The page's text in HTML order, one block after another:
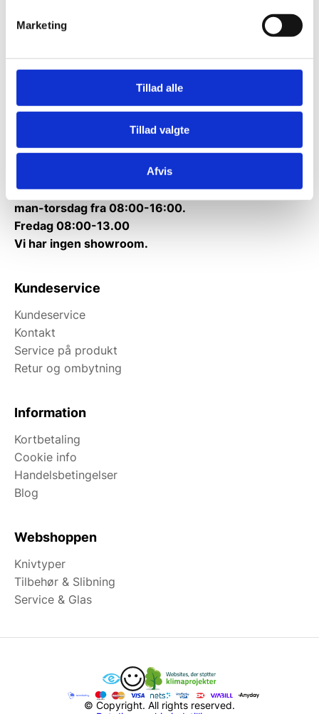
Marketing
Tillad alle
Tillad valgte
Afvis
Rømersvej 33
CVR: 38952986
Tlf.71 99 30 98
Mandag til torsdag: 10:00 – 14:00.
Afhentning muligt
man-torsdag fra 08:00-16:00.
Fredag 08:00-13.00
Vi har ingen showroom.
Kundeservice
Kundeservice
Kontakt
Service på produkt
Retur og ombytning
Information
Kortbetaling
Cookie info
Handelsbetingelser
Blog
Webshoppen
Knivtyper
Tilbehør & Slibning
Service & Glas
© Copyright. All rights reserved.